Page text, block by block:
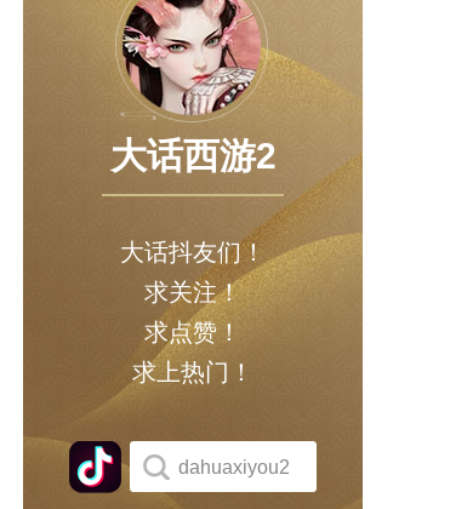
大话西游2
大话抖友们！
求关注！
求点赞！
求上热门！
dahuaxiyou2